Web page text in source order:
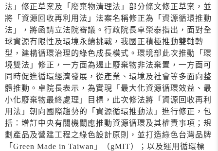
法」修正草案及「廢棄物清理法」部分條文修正草案，並
將「資源回收再利用法」法案名稱修正為「資源循環推動
法」，將函請立法院審議。行政院長卓榮泰指出，面對全
球資源有限性及環境永續挑戰，我國正積極推動雙軸轉
型，建構循環治理的綠色成長模式。環境部此次推動「環
境雙法」修正，一方面為遏止廢棄物非法棄置，一方面可
同時促進循環經濟發展，從產業、環境及社會等多面向整
體推動。卓院長表示，為實現「最大化資源循環效益、最
小化廢棄物最終處理」目標，此次修法將「資源回收再利
用法」朝向國際趨勢的「資源循環推動法」進行修正，包
括：增訂中央有關機關應推動資源循環及其權責事項；規
劃產品及營建工程之綠色設計原則，並打造綠色台灣品牌
「Green Made in Taiwan」（gMIT）；以及運用循環標